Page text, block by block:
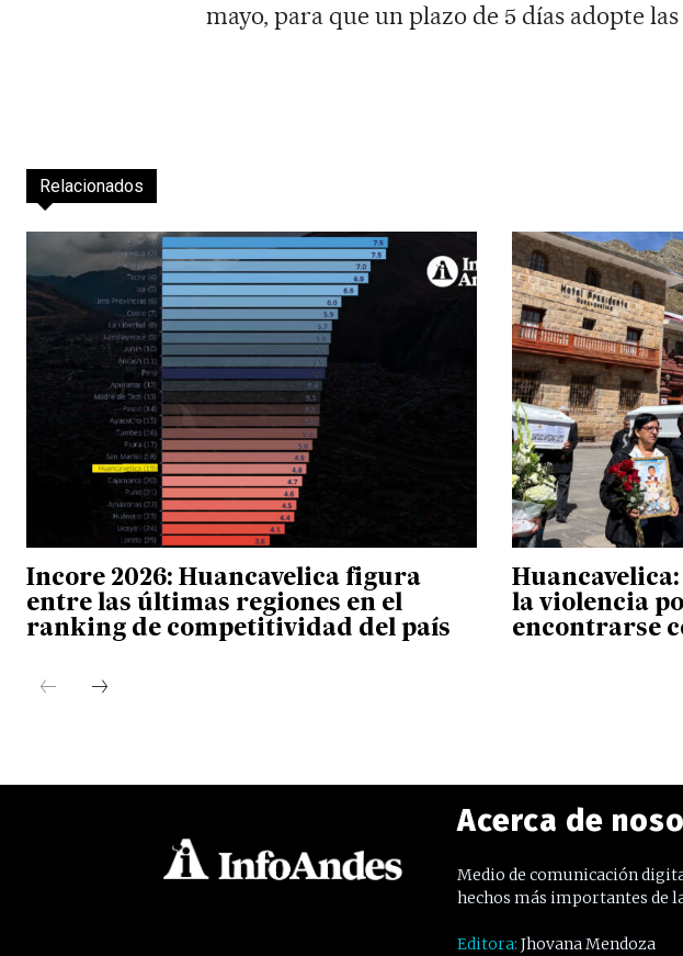
mayo, para que un plazo de 5 días adopte
Relacionados
Incore 2026: Huancavelica figura
entre las últimas regiones en el
ranking de competitividad del país
la violencia
encontrarse
Acerca de
Medio de comunicación
hechos más importantes de
Editora: Jhovana Mendoza